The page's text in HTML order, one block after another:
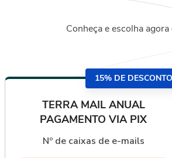
Conheça e escolha agora
15% DE DESCONTO
TERRA MAIL ANUAL
PAGAMENTO VIA PIX
Nº de caixas de e-mails